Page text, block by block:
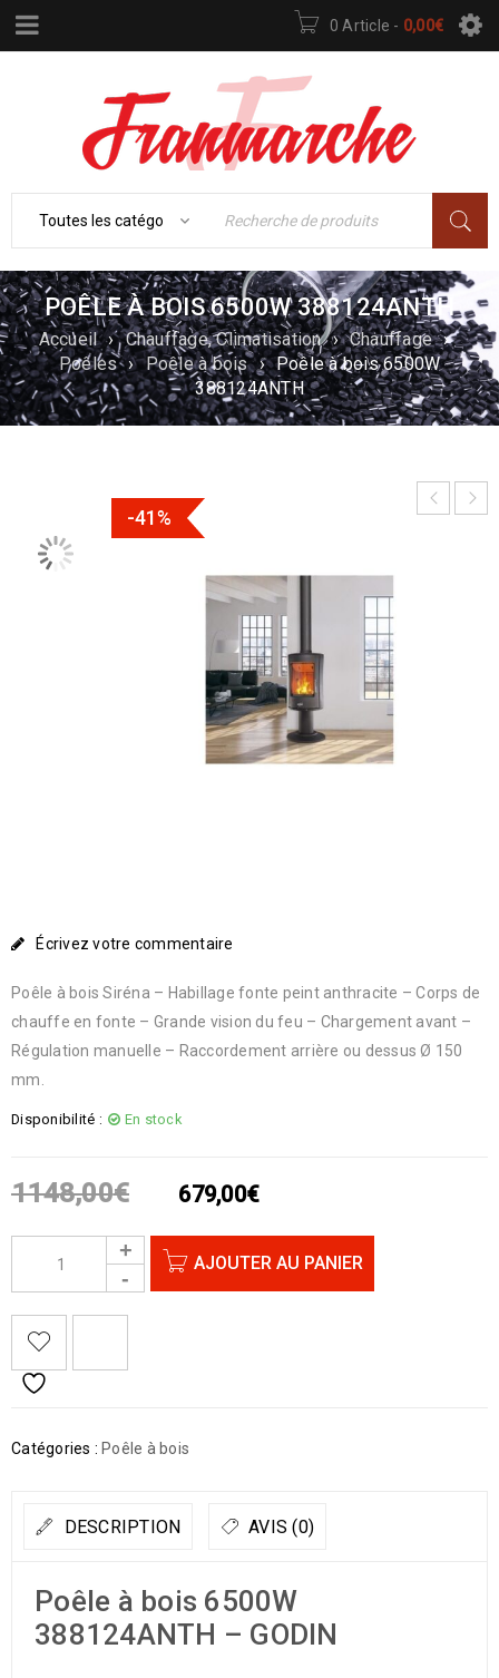
0 Article - 0,00€
POÊLE À BOIS 6500W 388124ANTH
Accueil › Chauffage, Climatisation › Chauffage ›
Poêles › Poêle à bois › Poêle à bois 6500W
388124ANTH
-41%
Écrivez votre commentaire
Poêle à bois Siréna – Habillage fonte peint anthracite – Corps de
chauffe en fonte – Grande vision du feu – Chargement avant –
Régulation manuelle – Raccordement arrière ou dessus Ø 150
mm.
Disponibilité : En stock
1148,00€ 679,00€
AJOUTER AU PANIER
Catégories : Poêle à bois
DESCRIPTION AVIS (0)
Poêle à bois 6500W
388124ANTH – GODIN